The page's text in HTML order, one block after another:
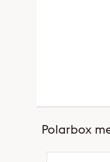
Polarbox